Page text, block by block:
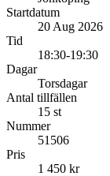
Startdatum
20 Aug 2026
Tid
18:30-19:30
Dagar
Torsdagar
Antal tillfällen
15 st
Nummer
51506
Pris
1 450 kr